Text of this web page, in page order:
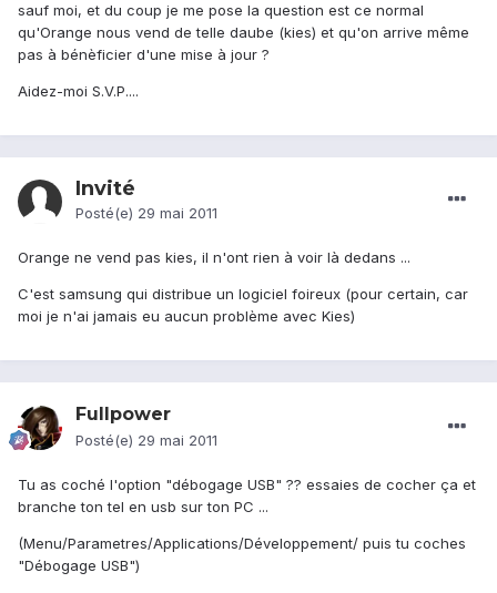
sauf moi, et du coup je me pose la question est ce normal
qu'Orange nous vend de telle daube (kies) et qu'on arrive même
pas à bénèficier d'une mise à jour ?
Aidez-moi S.V.P....
Invité
Posté(e) 29 mai 2011
Orange ne vend pas kies, il n'ont rien à voir là dedans ...
C'est samsung qui distribue un logiciel foireux (pour certain, car
moi je n'ai jamais eu aucun problème avec Kies)
Fullpower
Posté(e) 29 mai 2011
Tu as coché l'option "débogage USB" ?? essaies de cocher ça et
branche ton tel en usb sur ton PC ...
(Menu/Parametres/Applications/Développement/ puis tu coches
"Débogage USB")